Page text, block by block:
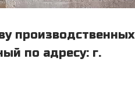
производственных
по адресу: г.